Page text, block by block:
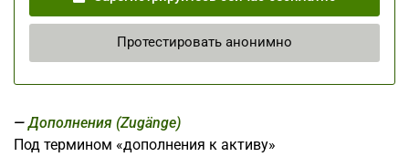
Протестировать анонимно
Дополнения (Zugänge)
Под термином «дополнения к активу»